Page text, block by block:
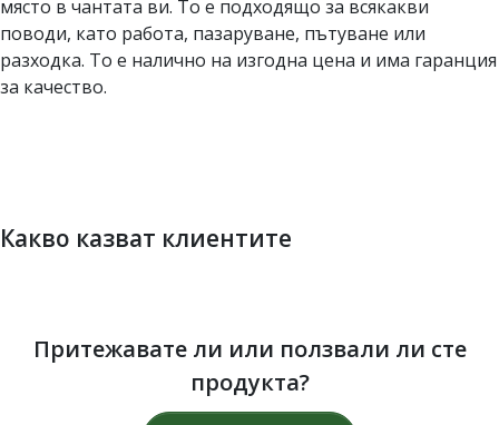
място в чантата ви. То е подходящо за всякакви
поводи, като работа, пазаруване, пътуване или
разходка. То е налично на изгодна цена и има гаранция
за качество.
Какво казват клиентите
Притежавате ли или ползвали ли сте
продукта?